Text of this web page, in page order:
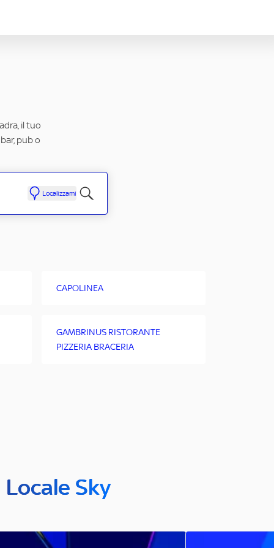
il tuo
pub o
Localizzami
CAPOLINEA
GAMBRINUS RISTORANTE
PIZZERIA BRACERIA
Sky